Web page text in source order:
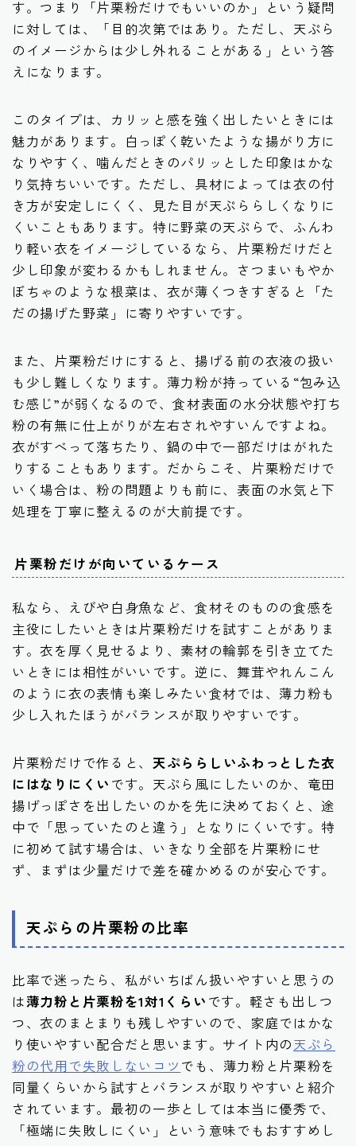
す。つまり「片栗粉だけでもいいのか」という疑問
に対しては、「目的次第ではあり。ただし、天ぷら
のイメージからは少し外れることがある」という答
えになります。
このタイプは、カリッと感を強く出したいときには
魅力があります。白っぽく乾いたような揚がり方に
なりやすく、噛んだときのパリッとした印象はかな
り気持ちいいです。ただし、具材によっては衣の付
き方が安定しにくく、見た目が天ぷららしくなりに
くいこともあります。特に野菜の天ぷらで、ふんわ
り軽い衣をイメージしているなら、片栗粉だけだと
少し印象が変わるかもしれません。さつまいもやか
ぼちゃのような根菜は、衣が薄くつきすぎると「た
だの揚げた野菜」に寄りやすいです。
また、片栗粉だけにすると、揚げる前の衣液の扱い
も少し難しくなります。薄力粉が持っている“包み込
む感じ”が弱くなるので、食材表面の水分状態や打ち
粉の有無に仕上がりが左右されやすいんですよね。
衣がすべって落ちたり、鍋の中で一部だけはがれた
りすることもあります。だからこそ、片栗粉だけで
いく場合は、粉の問題よりも前に、表面の水気と下
処理を丁寧に整えるのが大前提です。
片栗粉だけが向いているケース
私なら、えびや白身魚など、食材そのものの食感を
主役にしたいときは片栗粉だけを試すことがありま
す。衣を厚く見せるより、素材の輪郭を引き立てた
いときには相性がいいです。逆に、舞茸やれんこん
のように衣の表情も楽しみたい食材では、薄力粉も
少し入れたほうがバランスが取りやすいです。
片栗粉だけで作ると、 天ぷららしいふわっとした衣
にはなりにくい です。天ぷら風にしたいのか、竜田
揚げっぽさを出したいのかを先に決めておくと、途
中で「思っていたのと違う」となりにくいです。特
に初めて試す場合は、いきなり全部を片栗粉にせ
ず、まずは少量だけで差を確かめるのが安心です。
天ぷらの片栗粉の比率
比率で迷ったら、私がいちばん扱いやすいと思うの
は薄力粉と片栗粉を1対1くらい です。軽さも出しつ
つ、衣のまとまりも残しやすいので、家庭ではかな
り使いやすい配合だと思います。サイト内の天ぷら
粉の代用で失敗しないコツ でも、薄力粉と片栗粉を
同量くらいから試すとバランスが取りやすいと紹介
されています。最初の一歩としては本当に優秀で、
「極端に失敗しにくい」という意味でもおすすめし